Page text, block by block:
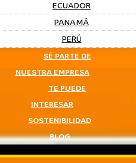
ECUADOR
PANAMÁ
PERÚ
SÉ PARTE DE
NUESTRA EMPRESA
TE PUEDE
INTERESAR
SOSTENIBILIDAD
BLOG